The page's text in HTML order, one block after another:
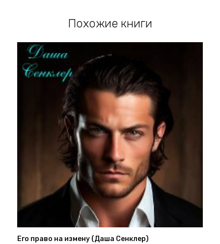
Похожие книги
Его право на измену (Даша Сенклер)